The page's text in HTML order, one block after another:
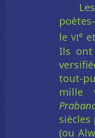
le vie
Ils ont
tout-
mille
siècles
(ou